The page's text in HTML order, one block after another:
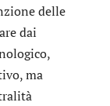
delle
dai
ma